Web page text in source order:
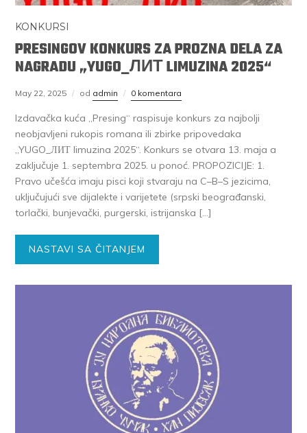
KONKURSI
PRESINGOV KONKURS ZA PROZNA DELA ZA
NAGRADU „YUGO_ЛИТ LIMUZINA 2025“
May 22, 2025 od admin 0 komentara
Izdavačka kuća „Presing“ raspisuje konkurs za najbolji
neobjavljeni rukopis romana ili zbirke pripovedaka
„YUGO_ЛИТ limuzina 2025“. Konkurs se otvara 13. maja a
zaključuje 1. septembra 2025. u ponoć. PROPOZICIJE: 1.
Pravo učešća imaju pisci koji stvaraju na C–B–S jezicima,
uključujući sve dijalekte i varijetete (srpski beograđanski,
torlački, bunjevački, purgerski, istrijanska […]
NASTAVI SA ČITANJEM